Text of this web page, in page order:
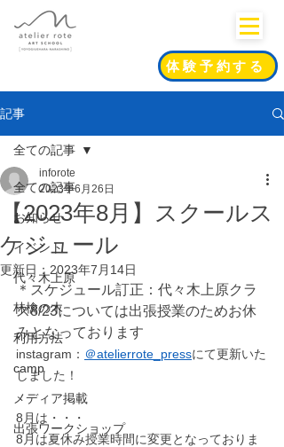
体験予約する
記事
全ての記事
お知らせ
イベント
代々木上原
林檎の木
利用方法
camp
メディア掲載
出張ワークショップ
全ての記事
【2023年8月】スクールス
ケジュール
inforote
2023年6月26日
更新日： 2023年7月14日
＊スケジュール訂正：代々木上原クラ
ス8/23については出張授業のためお休
みとなっております
instagram： ＠atelierrote_pressにて更新いた
しました！
8月は・・・
8月は夏休み授業時間に変更となっておりま